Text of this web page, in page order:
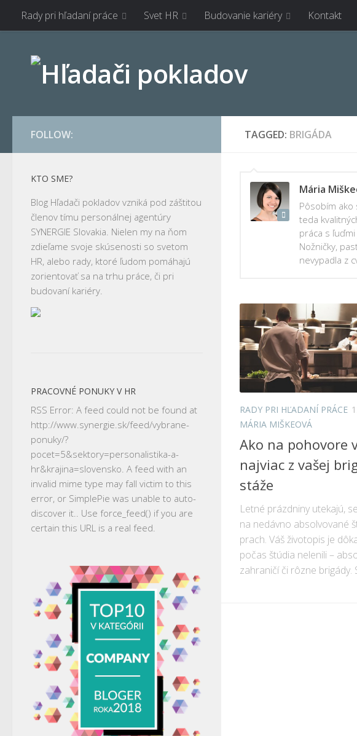
Rady pri hľadaní práce Svet HR Budovanie kariéry Kontakt
TAGGED: BRIGÁDA
Mária
Pôsobím ako
teda
práca s
Nožničky,
nevypadla z
RADY PRI HĽADANÍ PRÁCE
MÁRIA MIŠKEOVÁ
Ako na pohovore
najviac z vašej
stáže
Letné prázdniny utekajú,
na nedávno absolvované
prach. Váš životopis je
počas štúdia nelenili –
zahraničí či rôzne brigády.
FOLLOW:
KTO SME?
Blog Hľadači pokladov vzniká pod záštitou
členov tímu personálnej agentúry
SYNERGIE Slovakia. Nielen my na ňom
zdieľame svoje skúsenosti so svetom
HR, alebo rady, ktoré ľudom pomáhajú
zorientovať sa na trhu práce, či pri
budovaní kariéry.
PRACOVNÉ PONUKY V HR
RSS Error: A feed could not be found at
http://www.synergie.sk/feed/vybrane-
ponuky/?
pocet=5&sektory=personalistika-a-
hr&krajina=slovensko. A feed with an
invalid mime type may fall victim to this
error, or SimplePie was unable to auto-
discover it.. Use force_feed() if you are
certain this URL is a real feed.